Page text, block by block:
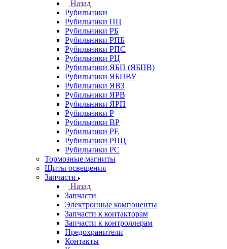
Назад
Рубильники
Рубильники ПЦ
Рубильники РБ
Рубильники РПБ
Рубильники РПС
Рубильники РЦ
Рубильники ЯБП (ЯБПВ)
Рубильники ЯБПВУ
Рубильники ЯВЗ
Рубильники ЯРВ
Рубильники ЯРП
Рубильники Р
Рубильники ВР
Рубильники РЕ
Рубильники РПЦ
Рубильники РС
Тормозные магниты
Щиты освещения
Запчасти
Назад
Запчасти
Электронные компоненты
Запчасти к контакторам
Запчасти к контроллерам
Предохранители
Контакты